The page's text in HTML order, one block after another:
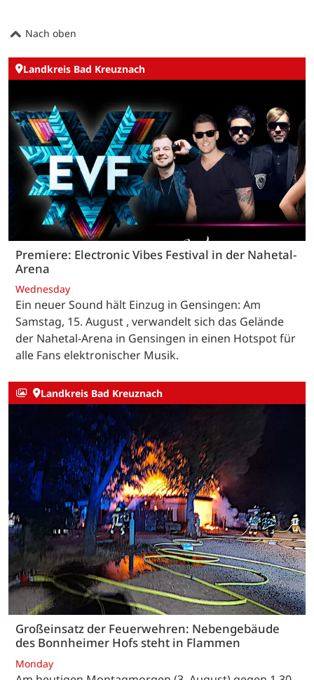
Nach oben
Landkreis Bad Kreuznach
Premiere: Electronic Vibes Festival in der Nahetal-
Arena
Wednesday
Ein neuer Sound hält Einzug in Gensingen: Am
Samstag, 15. August , verwandelt sich das Gelände
der Nahetal-Arena in Gensingen in einen Hotspot für
alle Fans elektronischer Musik.
Landkreis Bad Kreuznach
Großeinsatz der Feuerwehren: Nebengebäude
des Bonnheimer Hofs steht in Flammen
Monday